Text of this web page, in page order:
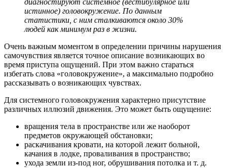
истинное) головокружение. По данным
статистики, с ним сталкиваются около 30%
людей как минимум раз в жизни.
Очень важным моментом в определении причины нарушения
самочувствия является точное описание возникающих во
время приступа ощущений. При этом важно стараться
избегать слова «головокружение», а максимально подробно
рассказывать о возникающих чувствах.
Для системного головокружения характерно присутствие
различных иллюзий движения. Это может быть ощущение:
вращения тела в пространстве или же наоборот
предметов окружающей обстановки;
раскачивания кровати, на которой лежит больной,
качания в лодке, проваливания в пространство;
ухода земли из-под ног, обрушивания потолка и т. д.